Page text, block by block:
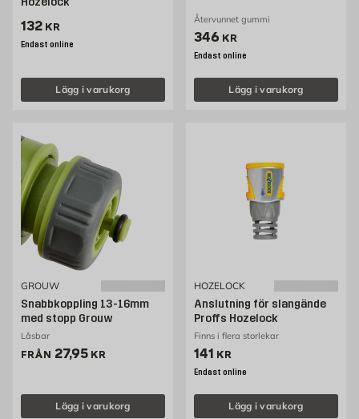
Pris 132 kr
132 KR
Endast online
Lägg i varukorg
Återvunnet gummi
Pris 346 kr
346 KR
Endast online
Lägg i varukorg
GROUW
Snabbkoppling 13-16mm
med stopp Grouw
Låsbar
FRÅN Pris 27.95 kr
27,95 KR
Lägg i varukorg
HOZELOCK
Anslutning för slangände
Proffs Hozelock
Finns i flera storlekar
Pris 141 kr
141 KR
Endast online
Lägg i varukorg